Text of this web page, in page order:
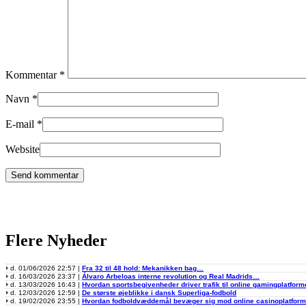
Kommentar *
Navn *
E-mail *
Website
Flere Nyheder
d. 01/06/2026 22:57 | Fra 32 til 48 hold: Mekanikken bag…
d. 16/03/2026 23:37 | Álvaro Arbeloas interne revolution og Real Madrids…
d. 13/03/2026 16:43 | Hvordan sportsbegivenheder driver trafik til online
d. 12/03/2026 12:59 | De største øjeblikke i dansk Superliga-fodbold
d. 19/02/2026 23:55 | Hvordan fodboldvæddemål bevæger sig mod online